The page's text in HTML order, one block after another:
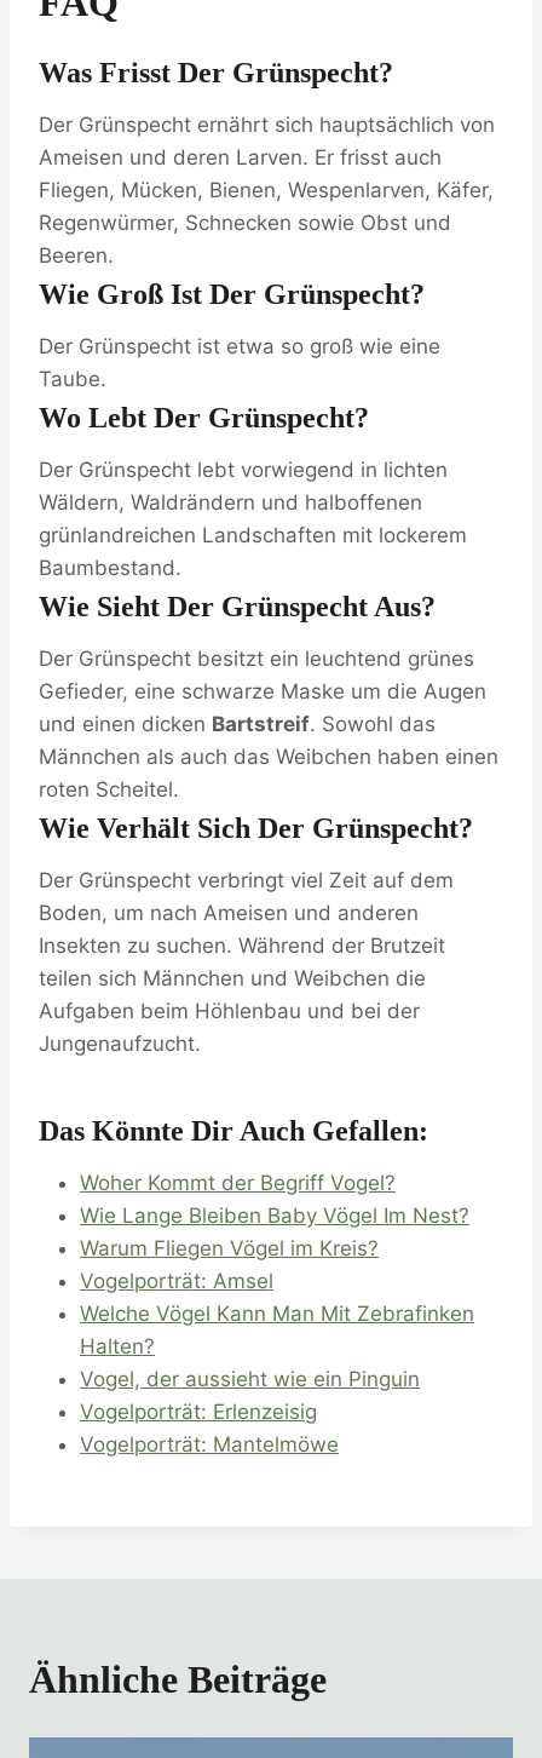
Was Frisst Der Grünspecht?
Der Grünspecht ernährt sich hauptsächlich von
Ameisen und deren Larven. Er frisst auch
Fliegen, Mücken, Bienen, Wespenlarven, Käfer,
Regenwürmer, Schnecken sowie Obst und
Beeren.
Wie Groß Ist Der Grünspecht?
Der Grünspecht ist etwa so groß wie eine
Taube.
Wo Lebt Der Grünspecht?
Der Grünspecht lebt vorwiegend in lichten
Wäldern, Waldrändern und halboffenen
grünlandreichen Landschaften mit lockerem
Baumbestand.
Wie Sieht Der Grünspecht Aus?
Der Grünspecht besitzt ein leuchtend grünes
Gefieder, eine schwarze Maske um die Augen
und einen dicken Bartstreif. Sowohl das
Männchen als auch das Weibchen haben einen
roten Scheitel.
Wie Verhält Sich Der Grünspecht?
Der Grünspecht verbringt viel Zeit auf dem
Boden, um nach Ameisen und anderen
Insekten zu suchen. Während der Brutzeit
teilen sich Männchen und Weibchen die
Aufgaben beim Höhlenbau und bei der
Jungenaufzucht.
Das Könnte Dir Auch Gefallen:
Woher Kommt der Begriff Vogel?
Wie Lange Bleiben Baby Vögel Im Nest?
Warum Fliegen Vögel im Kreis?
Vogelporträt: Amsel
Welche Vögel Kann Man Mit Zebrafinken
Halten?
Vogel, der aussieht wie ein Pinguin
Vogelporträt: Erlenzeisig
Vogelporträt: Mantelmöwe
Ähnliche Beiträge